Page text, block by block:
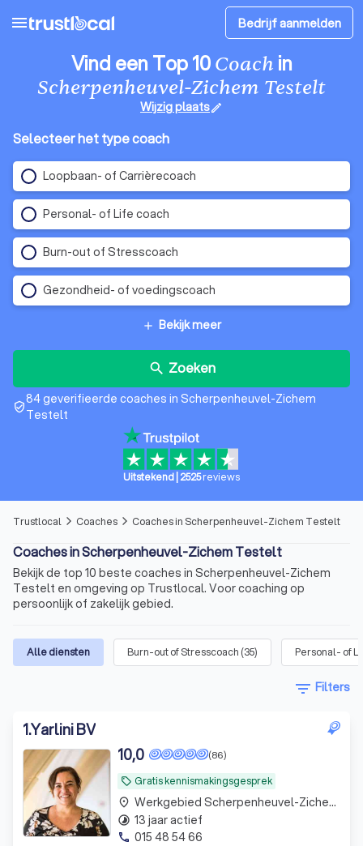
menu Bedrijf aanmelden
Vind een Top 10Coach in
Scherpenheuvel-Zichem Testelt
Wijzig plaatsedit
Selecteer het type coach
Loopbaan- of Carrièrecoach
Personal- of Life coach
Burn-out of Stresscoach
Gezondheid- of voedingscoach
add Bekijk meer
search Zoeken
verified_user
84 geverifieerde coaches in Scherpenheuvel-Zichem
Testelt
Uitstekend 2525reviews
Trustlocal arrow_forward_ios Coaches arrow_forward_ios Coaches in Scherpenheuvel-Zichem Testelt
Coaches in Scherpenheuvel-Zichem Testelt
Bekijk de top 10 beste coaches in Scherpenheuvel-Zichem
Testelt en omgeving op Trustlocal. Voor coaching op
persoonlijk of zakelijk gebied.
Alle diensten Burn-out of Stresscoach (35) Personal- of
filter_list Filters
1.Yarlini BV
local_offer Gratis kennismakingsgesprek
(86)
10,0
place Werkgebied Scherpenheuvel-Zichem Testelt
timelapse 13 jaar actief
phone 015 48 54 66